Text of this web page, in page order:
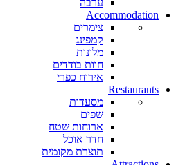
ערבה
Accommodation
צימרים
קמפינג
מלונות
חוות בודדים
אירוח כפרי
Restaurants
מסעדות
שפים
ארוחות שטח
חדר אוכל
תוצרת מקומית